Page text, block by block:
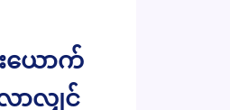
ယောက်
ာလျှင်